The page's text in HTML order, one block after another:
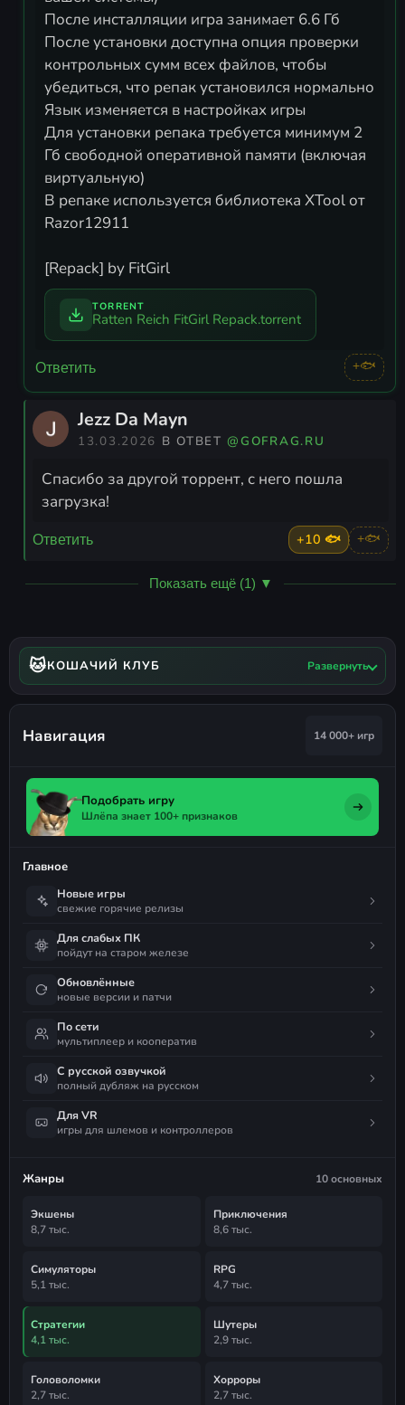
После инсталляции игра занимает 6.6 Гб
После установки доступна опция проверки
контрольных сумм всех файлов, чтобы
убедиться, что репак установился нормально
Язык изменяется в настройках игры
Для установки репака требуется минимум 2
Гб свободной оперативной памяти (включая
виртуальную)
В репаке используется библиотека XTool от
Razor12911
[Repack] by FitGirl
TORRENT
Ratten Reich FitGirl Repack.torrent
Ответить +🐟
Jezz Da Mayn
13.03.2026 В ОТВЕТ@GOFRAG.RU
Спасибо за другой торрент, с него пошла
загрузка!
Ответить +10 🐟 +🐟
Показать ещё (1) ▼
🐱КОШАЧИЙ КЛУБ Развернуть
Навигация 14 000+ игр
Подобрать игру
Шлёпа знает 100+ признаков
Главное
Новые игры
свежие горячие релизы
Для слабых ПК
пойдут на старом железе
Обновлённые
новые версии и патчи
По сети
мультиплеер и кооператив
С русской озвучкой
полный дубляж на русском
Для VR
игры для шлемов и контроллеров
Жанры 10 основных
Экшены
8,7 тыс.
Приключения
8,6 тыс.
Симуляторы
5,1 тыс.
RPG
4,7 тыс.
Стратегии
4,1 тыс.
Шутеры
2,9 тыс.
Головоломки
2,7 тыс.
Хорроры
2,7 тыс.